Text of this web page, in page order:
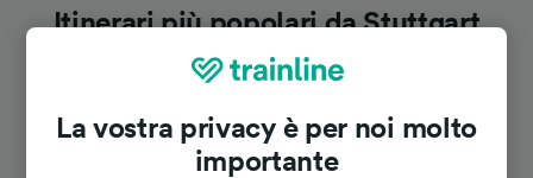
Itinerari più popolari da Stuttgart
Nord
Durata
La vostra privacy è per noi molto
importante